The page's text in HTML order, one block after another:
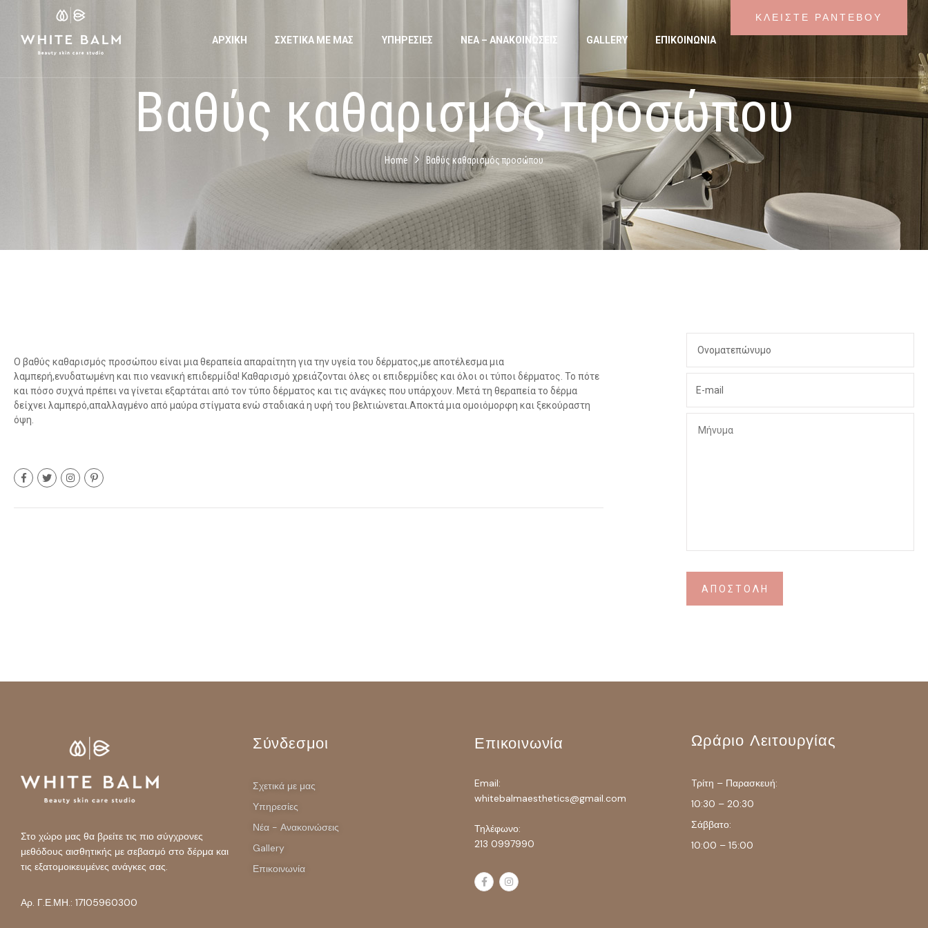
ΑΡΧΙΚΗ ΣΧΕΤΙΚΑ ΜΕ ΜΑΣ ΥΠΗΡΕΣΙΕΣ ΝΕΑ – ΑΝΑΚΟΙΝΩΣΕΙΣ GALLERY ΕΠΙΚΟΙΝΩΝΙΑ
ΚΛΕΊΣΤΕ ΡΑΝΤΕΒΟΎ
Βαθύς καθαρισμός προσώπου
Home Βαθύς καθαρισμός προσώπου
Ο βαθύς καθαρισμός προσώπου είναι μια θεραπεία απαραίτητη για την υγεία του δέρματος,με αποτέλεσμα μια
λαμπερή,ενυδατωμένη και πιο νεανική επιδερμίδα! Καθαρισμό χρειάζονται όλες οι επιδερμίδες και όλοι οι τύποι δέρματος. Το πότε
και πόσο συχνά πρέπει να γίνεται εξαρτάται από τον τύπο δέρματος και τις ανάγκες που υπάρχουν. Μετά τη θεραπεία το δέρμα
δείχνει λαμπερό,απαλλαγμένο από μαύρα στίγματα ενώ σταδιακά η υφή του βελτιώνεται.Αποκτά μια ομοιόμορφη και ξεκούραστη
όψη.
ΑΠΟΣΤΟΛΗ
Στο χώρο μας θα βρείτε τις πιο σύγχρονες
μεθόδους αισθητικής με σεβασμό στο δέρμα και
τις εξατομοικευμένες ανάγκες σας.
Αρ. Γ.Ε.ΜΗ.: 17105960300
Σύνδεσμοι
Σχετικά με μας
Υπηρεσίες
Νέα - Ανακοινώσεις
Gallery
Επικοινωνία
Επικοινωνία
Email:
whitebalmaesthetics@gmail.com
Τηλέφωνο:
213 0997990
Ωράριο Λειτουργίας
Tρίτη – Παρασκευή:
10:30 – 20:30
Σάββατο:
10:00 – 15:00